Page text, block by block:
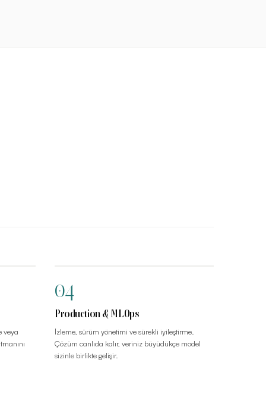
veya
04
Production & MLOps
İzleme, sürüm yönetimi ve sürekli iyileştirme.
Çözüm canlıda kalır, veriniz büyüdükçe model
sizinle birlikte gelişir.